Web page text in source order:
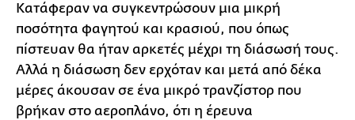
Κατάφεραν να συγκεντρώσουν μια μικρή
ποσότητα φαγητού και κρασιού, που όπως
πίστευαν θα ήταν αρκετές μέχρι τη διάσωσή τους.
Αλλά η διάσωση δεν ερχόταν και μετά από δέκα
μέρες άκουσαν σε ένα μικρό τρανζίστορ που
βρήκαν στο αεροπλάνο, ότι η έρευνα